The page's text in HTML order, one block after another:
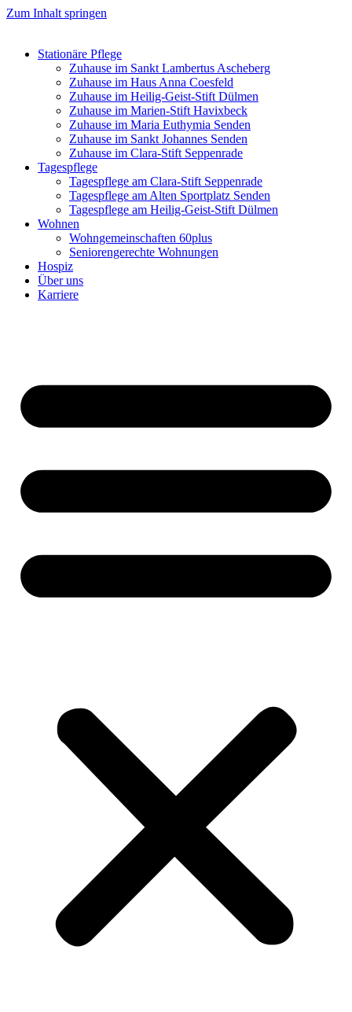
Zum Inhalt springen
Stationäre Pflege
Zuhause im Sankt Lambertus Ascheberg
Zuhause im Haus Anna Coesfeld
Zuhause im Heilig-Geist-Stift Dülmen
Zuhause im Marien-Stift Havixbeck
Zuhause im Maria Euthymia Senden
Zuhause im Sankt Johannes Senden
Zuhause im Clara-Stift Seppenrade
Tagespflege
Tagespflege am Clara-Stift Seppenrade
Tagespflege am Alten Sportplatz Senden
Tagespflege am Heilig-Geist-Stift Dülmen
Wohnen
Wohngemeinschaften 60plus
Seniorengerechte Wohnungen
Hospiz
Über uns
Karriere